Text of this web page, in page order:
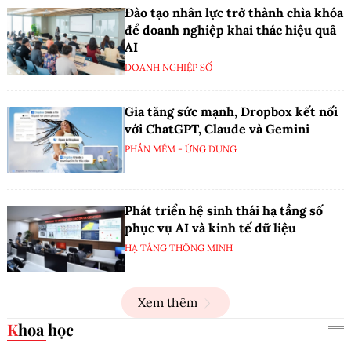
Đào tạo nhân lực trở thành chìa khóa
để doanh nghiệp khai thác hiệu quả
AI
DOANH NGHIỆP SỐ
Gia tăng sức mạnh, Dropbox kết nối
với ChatGPT, Claude và Gemini
PHẦN MỀM - ỨNG DỤNG
Phát triển hệ sinh thái hạ tầng số
phục vụ AI và kinh tế dữ liệu
HẠ TẦNG THÔNG MINH
Xem thêm
Khoa học